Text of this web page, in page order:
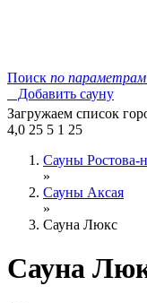
Поиск по параметрам
Добавить сауну
Загружаем список
4,0 25 5 1 25
Сауны Ростова-
»
Сауны Аксая
»
Сауна Люкс
Сауна